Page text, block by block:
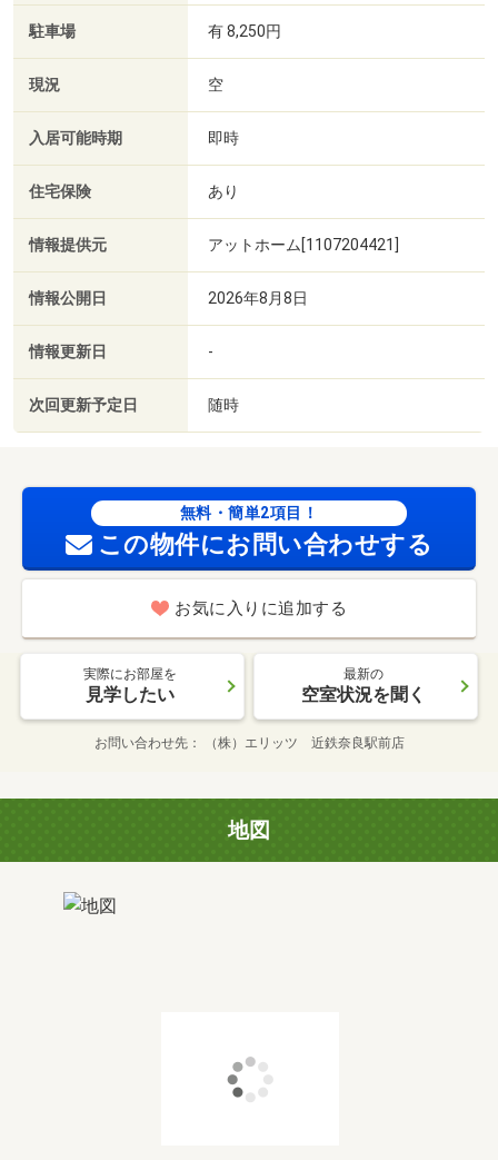
駐車場 有 8,250円
現況 空
入居可能時期 即時
住宅保険 あり
情報提供元 アットホーム[1107204421]
情報公開日 2026年8月8日
情報更新日 -
次回更新予定日 随時
無料・簡単2項目！
この物件にお問い合わせする
お気に入りに追加する
実際にお部屋を
見学したい
最新の
空室状況を聞く
お問い合わせ先 （株）エリッツ 近鉄奈良駅前店
地図